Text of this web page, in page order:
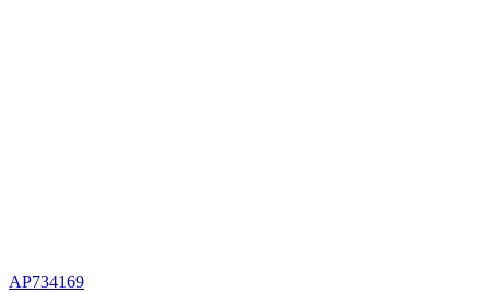
AP734169